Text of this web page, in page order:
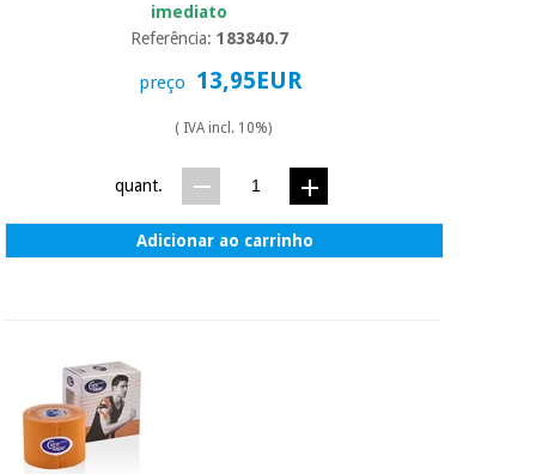
Instrumental
Ortopedia
imediato
Referência:183840.7
preço 13,95EUR
( IVA incl. 10%)
quant.
Adicionar ao carrinho